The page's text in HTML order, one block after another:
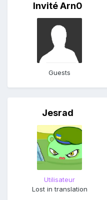
Invité Arn0
Guests
Jesrad
Utilisateur
Lost in translation